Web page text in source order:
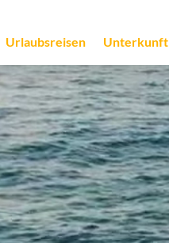
Urlaubsreisen Unterkunft